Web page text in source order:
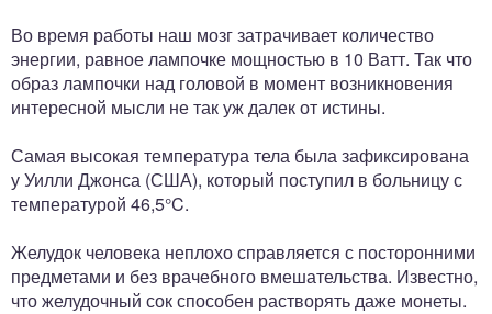
Во время работы наш мозг затрачивает количество
энергии, равное лампочке мощностью в 10 Ватт. Так что
образ лампочки над головой в момент возникновения
интересной мысли не так уж далек от истины.
Самая высокая температура тела была зафиксирована
у Уилли Джонса (США), который поступил в больницу с
температурой 46,5°C.
Желудок человека неплохо справляется с посторонними
предметами и без врачебного вмешательства. Известно,
что желудочный сок способен растворять даже монеты.